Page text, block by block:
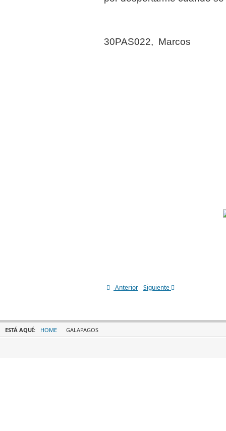
30PAS022, Marcos
Anterior Siguiente
ESTÁ AQUÍ: HOME GALAPAGOS